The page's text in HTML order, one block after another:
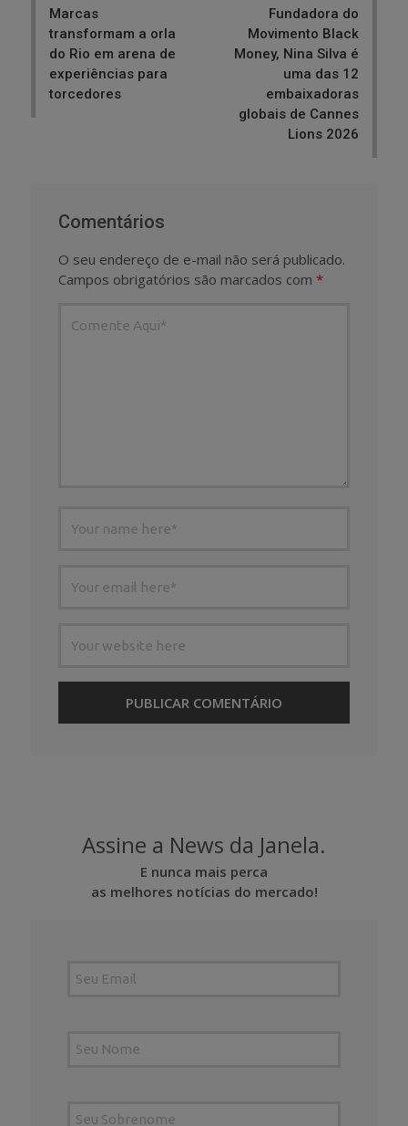
Marcas
transformam a orla
do Rio em arena de
experiências para
torcedores
Fundadora do
Movimento Black
Money, Nina Silva é
uma das 12
embaixadoras
globais de Cannes
Lions 2026
Comentários
O seu endereço de e-mail não será publicado.
Campos obrigatórios são marcados com *
Assine a News da Janela.
E nunca mais perca
as melhores notícias do mercado!